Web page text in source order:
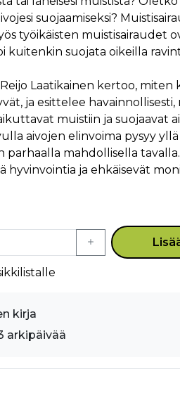
suojaamiseksi?
työikäisten muistisairaudet
kuitenkin suojata oikeilla
Laatikainen kertoo, miten
ja esittelee
muistiin ja suojaavat
aivojen elinvoima pysyy yllä
parhaalla mahdollisella
hyvinvointia ja ehkäisevät
kirja
arkipäivää